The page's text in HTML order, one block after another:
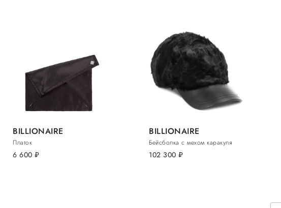
BILLIONAIRE
Платок
6 600 руб.
BILLIONAIRE
Бейсболка с мехом каракуля
102 300 руб.